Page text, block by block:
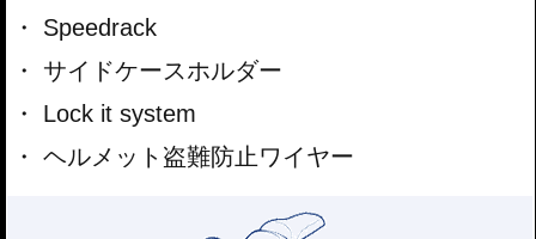
Speedrack
サイドケースホルダー
Lock it system
ヘルメット盗難防止ワイヤー